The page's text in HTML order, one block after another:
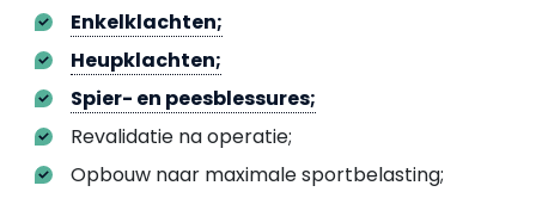
Enkelklachten;
Heupklachten;
Spier- en peesblessures;
Revalidatie na operatie;
Opbouw naar maximale sportbelasting;